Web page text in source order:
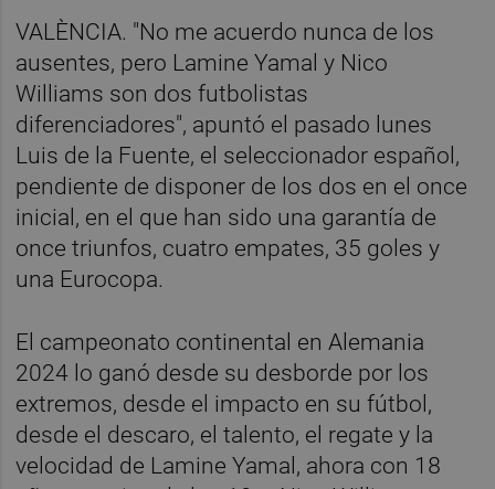
VALÈNCIA. "No me acuerdo nunca de los
ausentes, pero Lamine Yamal y Nico
Williams son dos futbolistas
diferenciadores", apuntó el pasado lunes
Luis de la Fuente, el seleccionador español,
pendiente de disponer de los dos en el once
inicial, en el que han sido una garantía de
once triunfos, cuatro empates, 35 goles y
una Eurocopa.
El campeonato continental en Alemania
2024 lo ganó desde su desborde por los
extremos, desde el impacto en su fútbol,
desde el descaro, el talento, el regate y la
velocidad de Lamine Yamal, ahora con 18